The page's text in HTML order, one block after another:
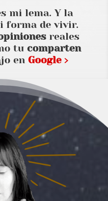
mi lema. Y la
forma de vivir.
reales
tucomparten
en Google ›